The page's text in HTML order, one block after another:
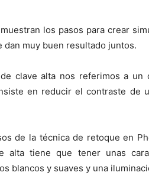
los pasos para crear
dan muy buen resultado juntos.
clave alta nos referimos a
en reducir el contraste de
de la técnica de retoque en
alta tiene que tener unas
blancos y suaves y una